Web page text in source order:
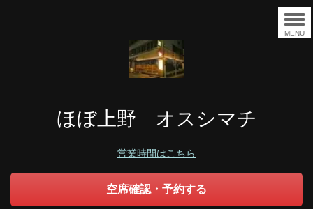
MENU
ほぼ上野 オスシマチ
営業時間はこちら
空席確認・予約する